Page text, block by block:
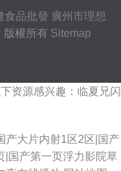
食品批發 廣州市理想
版權所有 Sitemap
资源感兴趣：临夏兄闪
产大片内射1区2区|国产
|国产第一页浮力影院草
亚洲综合TV 日韩美123区